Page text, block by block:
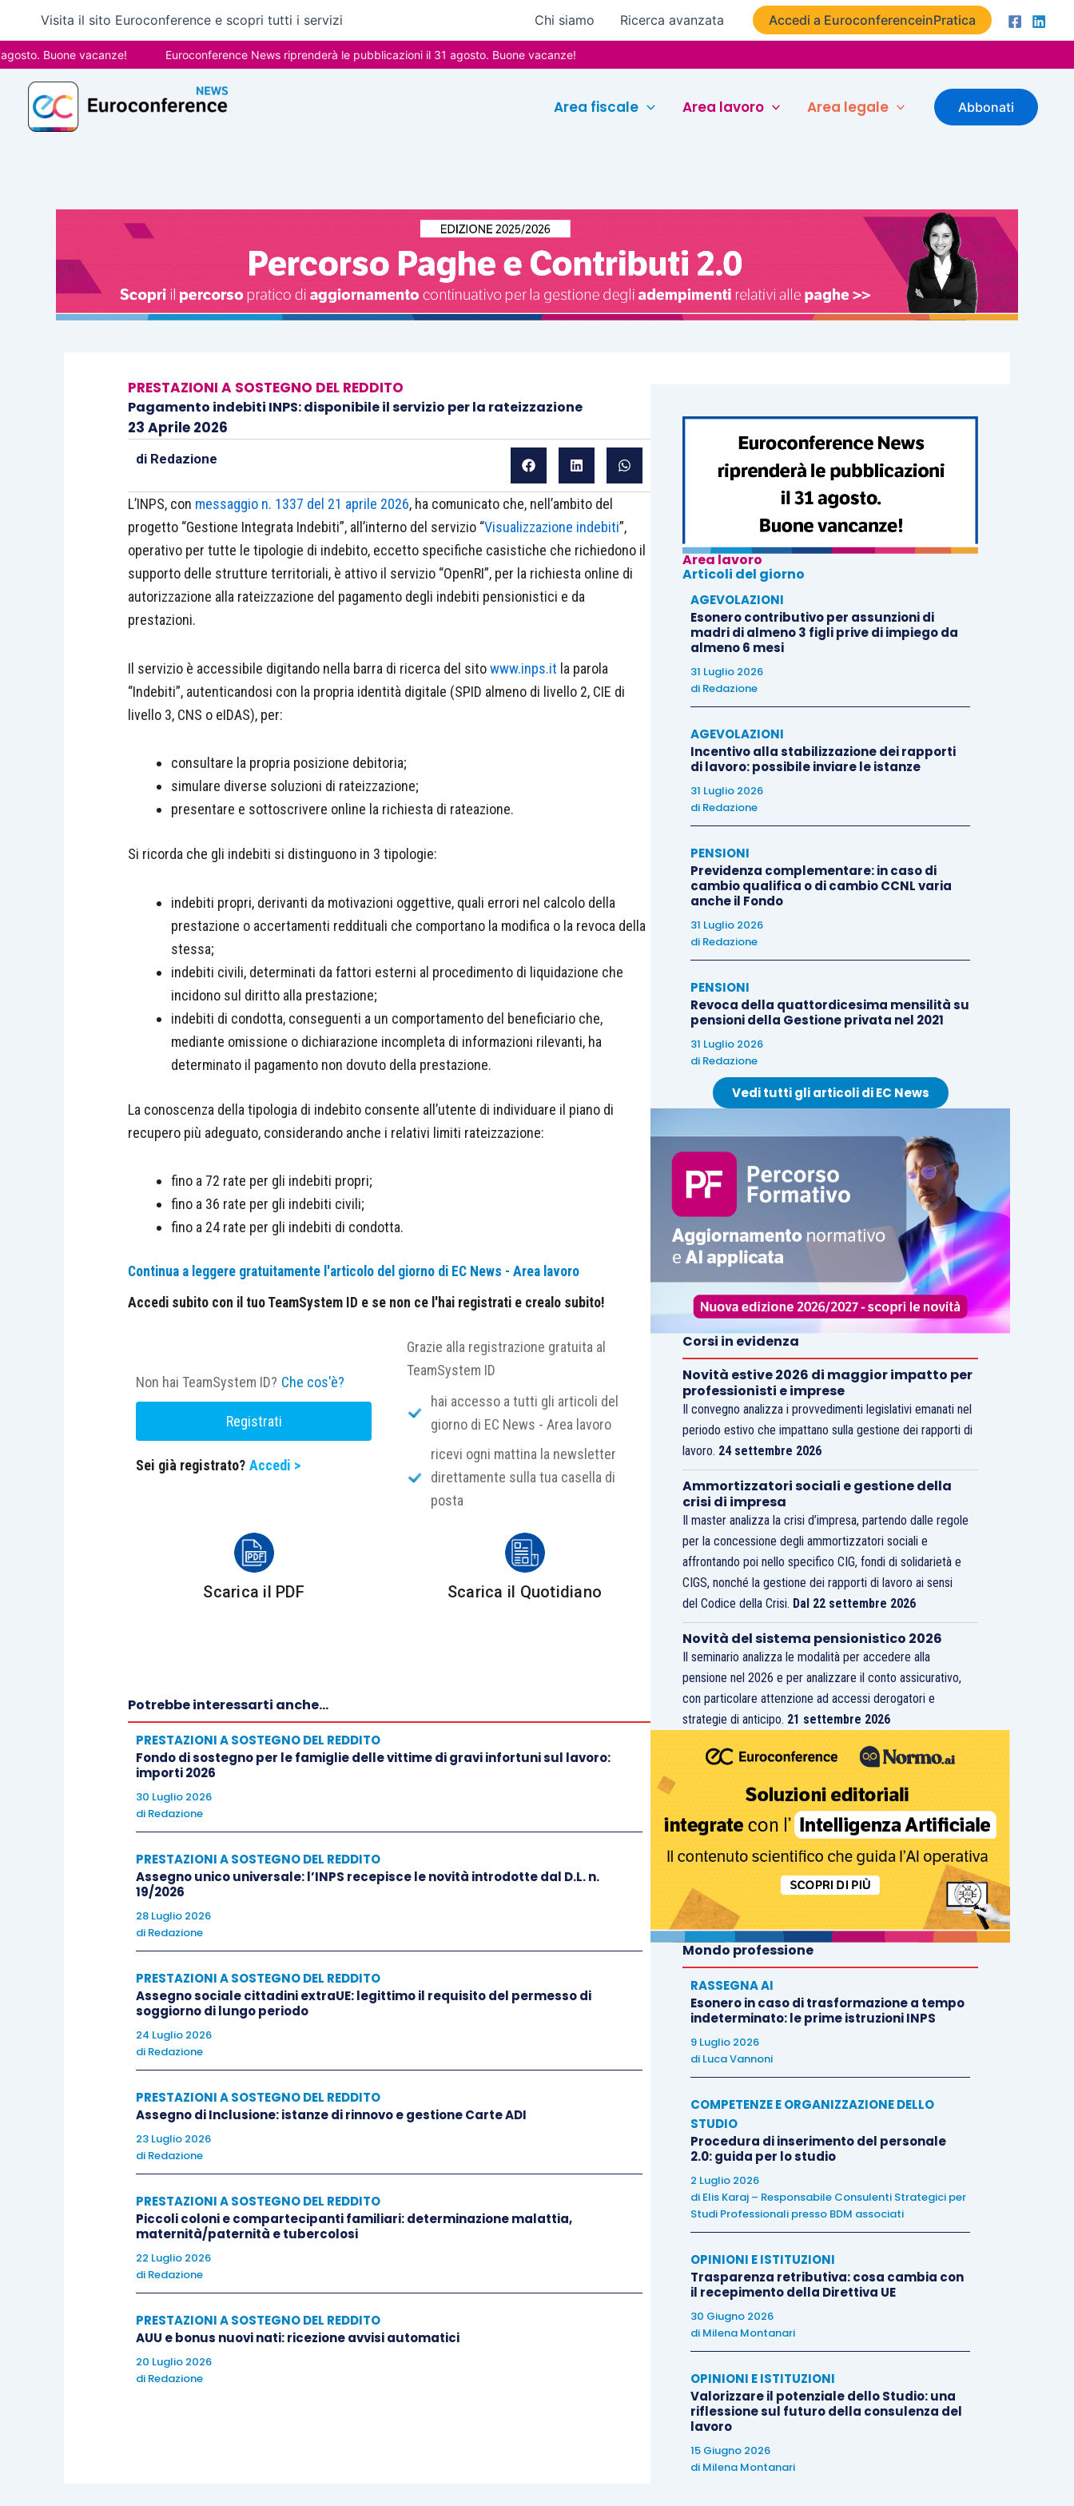
contenuto
Visita il sito Euroconference e scopri tutti i servizi Chi siamo Ricerca avanzata Accedi a EuroconferenceinPratica
vacanze! Euroconference News riprenderà le pubblicazioni il 31 agosto. Buone vacanze!
Area fiscale Area lavoro Area legale Abbonati
PRESTAZIONI A SOSTEGNO DEL REDDITO
Pagamento indebiti INPS: disponibile il servizio per la rateizzazione
23 Aprile 2026
di Redazione
L’INPS, con messaggio n. 1337 del 21 aprile 2026, ha comunicato che, nell’ambito del
progetto “Gestione Integrata Indebiti”, all’interno del servizio “Visualizzazione indebiti”,
operativo per tutte le tipologie di indebito, eccetto specifiche casistiche che richiedono il
supporto delle strutture territoriali, è attivo il servizio “OpenRI”, per la richiesta online di
autorizzazione alla rateizzazione del pagamento degli indebiti pensionistici e da
prestazioni.
Il servizio è accessibile digitando nella barra di ricerca del sitowww.inps.it la parola
“Indebiti”, autenticandosi con la propria identità digitale (SPID almeno di livello 2, CIE di
livello 3, CNS o eIDAS), per:
consultare la propria posizione debitoria;
simulare diverse soluzioni di rateizzazione;
presentare e sottoscrivere online la richiesta di rateazione.
Si ricorda che gli indebiti si distinguono in 3 tipologie:
indebiti propri, derivanti da motivazioni oggettive, quali errori nel calcolo della
prestazione o accertamenti reddituali che comportano la modifica o la revoca della
stessa;
indebiti civili, determinati da fattori esterni al procedimento di liquidazione che
incidono sul diritto alla prestazione;
indebiti di condotta, conseguenti a un comportamento del beneficiario che,
mediante omissione o dichiarazione incompleta di informazioni rilevanti, ha
determinato il pagamento non dovuto della prestazione.
La conoscenza della tipologia di indebito consente all’utente di individuare il piano di
recupero più adeguato, considerando anche i relativi limiti rateizzazione:
fino a 72 rate per gli indebiti propri;
fino a 36 rate per gli indebiti civili;
fino a 24 rate per gli indebiti di condotta.
Continua a leggere gratuitamente l'articolo del giorno di EC News - Area lavoro
Accedi subito con il tuo TeamSystem ID e se non ce l'hai registrati e crealo subito!
Non hai TeamSystem ID? Che cos'è?
Registrati
Sei già registrato? Accedi >
Grazie alla registrazione gratuita al
TeamSystem ID
hai accesso a tutti gli articoli del
giorno di EC News - Area lavoro
ricevi ogni mattina la newsletter
direttamente sulla tua casella di
posta
Scarica il PDF Scarica il Quotidiano
Potrebbe interessarti anche...
PRESTAZIONI A SOSTEGNO DEL REDDITO
Fondo di sostegno per le famiglie delle vittime di gravi infortuni sul lavoro:
importi 2026
30 Luglio 2026
di Redazione
PRESTAZIONI A SOSTEGNO DEL REDDITO
Assegno unico universale: l’INPS recepisce le novità introdotte dal D.L. n.
19/2026
28 Luglio 2026
di Redazione
PRESTAZIONI A SOSTEGNO DEL REDDITO
Assegno sociale cittadini extraUE: legittimo il requisito del permesso di
soggiorno di lungo periodo
24 Luglio 2026
di Redazione
PRESTAZIONI A SOSTEGNO DEL REDDITO
Assegno di Inclusione: istanze di rinnovo e gestione Carte ADI
23 Luglio 2026
di Redazione
PRESTAZIONI A SOSTEGNO DEL REDDITO
Piccoli coloni e compartecipanti familiari: determinazione malattia,
maternità/paternità e tubercolosi
22 Luglio 2026
di Redazione
PRESTAZIONI A SOSTEGNO DEL REDDITO
AUU e bonus nuovi nati: ricezione avvisi automatici
20 Luglio 2026
di Redazione
Area lavoro
Articoli del giorno
AGEVOLAZIONI
Esonero contributivo per assunzioni di
madri di almeno 3 figli prive di impiego da
almeno 6 mesi
31 Luglio 2026
di Redazione
AGEVOLAZIONI
Incentivo alla stabilizzazione dei rapporti
di lavoro: possibile inviare le istanze
31 Luglio 2026
di Redazione
PENSIONI
Previdenza complementare: in caso di
cambio qualifica o di cambio CCNL varia
anche il Fondo
31 Luglio 2026
di Redazione
PENSIONI
Revoca della quattordicesima mensilità su
pensioni della Gestione privata nel 2021
31 Luglio 2026
di Redazione
Vedi tutti gli articoli di EC News
Corsi in evidenza
Novità estive 2026 di maggior impatto per
professionisti e imprese
Il convegno analizza i provvedimenti legislativi emanati nel
periodo estivo che impattano sulla gestione dei rapporti di
lavoro. 24 settembre 2026
Ammortizzatori sociali e gestione della
crisi di impresa
Il master analizza la crisi d’impresa, partendo dalle regole
per la concessione degli ammortizzatori sociali e
affrontando poi nello specifico CIG, fondi di solidarietà e
CIGS, nonché la gestione dei rapporti di lavoro ai sensi
del Codice della Crisi. Dal 22 settembre 2026
Novità del sistema pensionistico 2026
Il seminario analizza le modalità per accedere alla
pensione nel 2026 e per analizzare il conto assicurativo,
con particolare attenzione ad accessi derogatori e
strategie di anticipo. 21 settembre 2026
Mondo professione
RASSEGNA AI
Esonero in caso di trasformazione a tempo
indeterminato: le prime istruzioni INPS
9 Luglio 2026
di Luca Vannoni
COMPETENZE E ORGANIZZAZIONE DELLO
STUDIO
Procedura di inserimento del personale
2.0: guida per lo studio
2 Luglio 2026
di Elis Karaj – Responsabile Consulenti Strategici per
Studi Professionali presso BDM associati
OPINIONI E ISTITUZIONI
Trasparenza retributiva: cosa cambia con
il recepimento della Direttiva UE
30 Giugno 2026
di Milena Montanari
OPINIONI E ISTITUZIONI
Valorizzare il potenziale dello Studio: una
riflessione sul futuro della consulenza del
lavoro
15 Giugno 2026
di Milena Montanari